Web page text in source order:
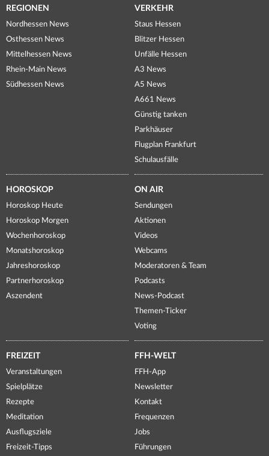
REGIONEN
Nordhessen News
Osthessen News
Mittelhessen News
Rhein-Main News
Südhessen News
VERKEHR
Staus Hessen
Blitzer Hessen
Unfälle Hessen
A3 News
A5 News
A661 News
Günstig tanken
Parkhäuser
Flugplan Frankfurt
Schulausfälle
HOROSKOP
Horoskop Heute
Horoskop Morgen
Wochenhoroskop
Monatshoroskop
Jahreshoroskop
Partnerhoroskop
Aszendent
ON AIR
Sendungen
Aktionen
Videos
Webcams
Moderatoren & Team
Podcasts
News-Podcast
Themen-Ticker
Voting
FREIZEIT
Veranstaltungen
Spielplätze
Rezepte
Meditation
Ausflugsziele
Freizeit-Tipps
FFH-WELT
FFH-App
Newsletter
Kontakt
Frequenzen
Jobs
Führungen